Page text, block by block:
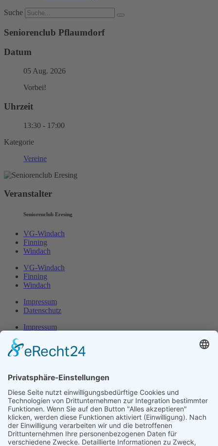
Suche
Seniorenclub Pflaumdorf
Datum
05 Aug. 2026
Vorbei!
Uhrzeit
13:30 - 17:00
Kategorie
Vereine
Veranstalter
Seniorenclub Eresing
VG-Windach
Finning
Windach
VG-Windach
Finning
Windach
Impressum
Datenschutz
Impressum
Erster Bürgermeister Eresing
86922 Eresing
Telefon:+49(0)8193 - 5456
Email:klotz@vg-windach.de
Sprechzeiten Bürgermeister